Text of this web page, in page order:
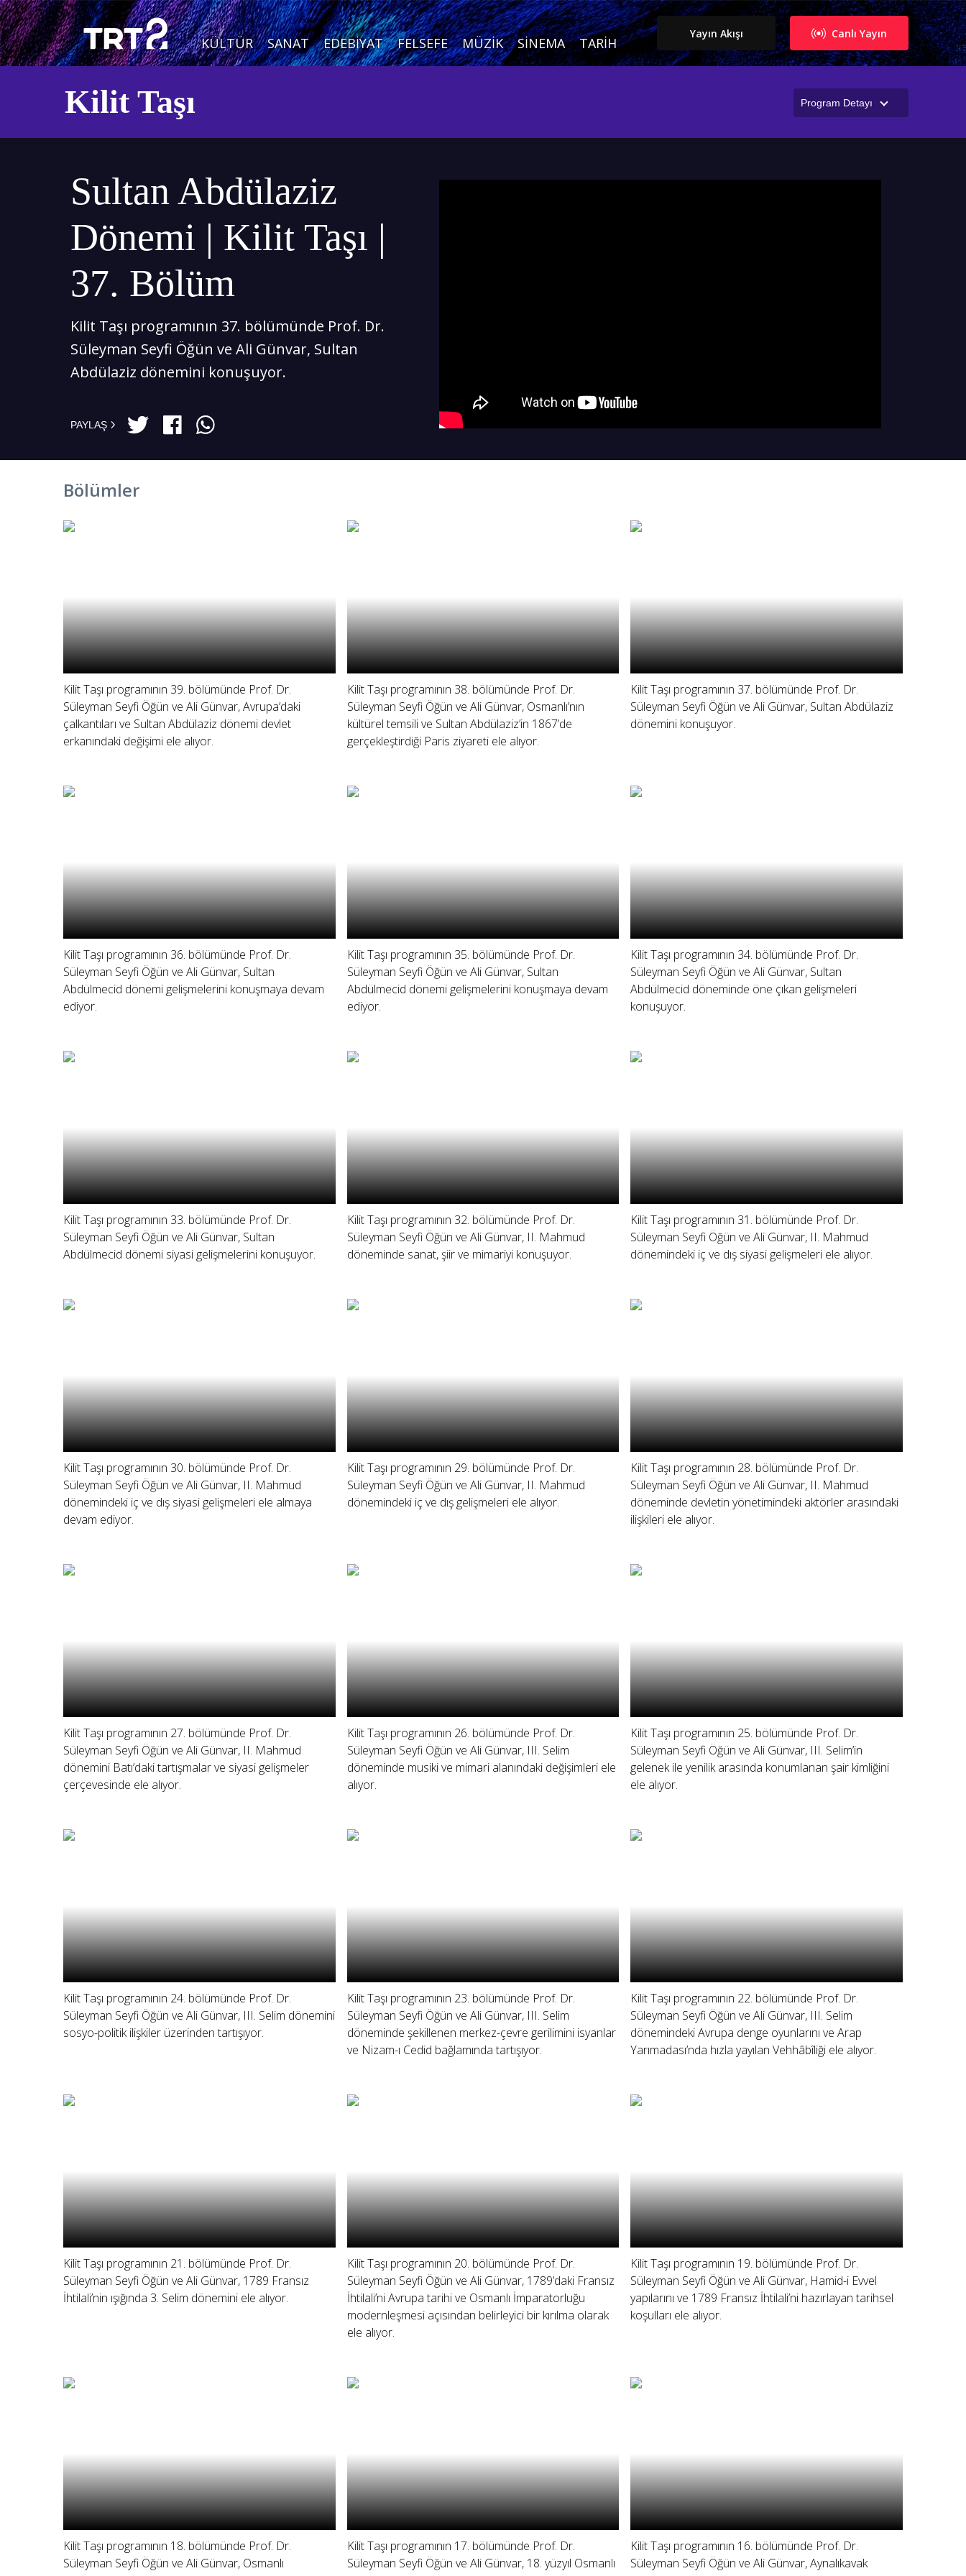
KÜLTÜR SANAT EDEBIYAT FELSEFE MÜZIK SINEMA TARIH
Canlı Yayın
Yayın Akışı
Program Detayı
Kilit Taşı
Sultan Abdülaziz
Dönemi | Kilit Taşı |
37. Bölüm
Kilit Taşı programının 37. bölümünde Prof. Dr.
Süleyman Seyfi Öğün ve Ali Günvar, Sultan
Abdülaziz dönemini konuşuyor.
PAYLAŞ
Bölümler
Kilit Taşı programının 39. bölümünde Prof. Dr.
Süleyman Seyfi Öğün ve Ali Günvar, Avrupa’daki
çalkantıları ve Sultan Abdülaziz dönemi devlet
erkanındaki değişimi ele alıyor.
Kilit Taşı programının 38. bölümünde Prof. Dr.
Süleyman Seyfi Öğün ve Ali Günvar, Osmanlı’nın
kültürel temsili ve Sultan Abdülaziz’in 1867’de
gerçekleştirdiği Paris ziyareti ele alıyor.
Kilit Taşı programının 37. bölümünde Prof. Dr.
Süleyman Seyfi Öğün ve Ali Günvar, Sultan Abdülaziz
dönemini konuşuyor.
Kilit Taşı programının 36. bölümünde Prof. Dr.
Süleyman Seyfi Öğün ve Ali Günvar, Sultan
Abdülmecid dönemi gelişmelerini konuşmaya devam
ediyor.
Kilit Taşı programının 35. bölümünde Prof. Dr.
Süleyman Seyfi Öğün ve Ali Günvar, Sultan
Abdülmecid dönemi gelişmelerini konuşmaya devam
ediyor.
Kilit Taşı programının 34. bölümünde Prof. Dr.
Süleyman Seyfi Öğün ve Ali Günvar, Sultan
Abdülmecid döneminde öne çıkan gelişmeleri
konuşuyor.
Kilit Taşı programının 33. bölümünde Prof. Dr.
Süleyman Seyfi Öğün ve Ali Günvar, Sultan
Abdülmecid dönemi siyasi gelişmelerini konuşuyor.
Kilit Taşı programının 32. bölümünde Prof. Dr.
Süleyman Seyfi Öğün ve Ali Günvar, II. Mahmud
döneminde sanat, şiir ve mimariyi konuşuyor.
Kilit Taşı programının 31. bölümünde Prof. Dr.
Süleyman Seyfi Öğün ve Ali Günvar, II. Mahmud
dönemindeki iç ve dış siyasi gelişmeleri ele alıyor.
Kilit Taşı programının 30. bölümünde Prof. Dr.
Süleyman Seyfi Öğün ve Ali Günvar, II. Mahmud
dönemindeki iç ve dış siyasi gelişmeleri ele almaya
devam ediyor.
Kilit Taşı programının 29. bölümünde Prof. Dr.
Süleyman Seyfi Öğün ve Ali Günvar, II. Mahmud
dönemindeki iç ve dış gelişmeleri ele alıyor.
Kilit Taşı programının 28. bölümünde Prof. Dr.
Süleyman Seyfi Öğün ve Ali Günvar, II. Mahmud
döneminde devletin yönetimindeki aktörler arasındaki
ilişkileri ele alıyor.
Kilit Taşı programının 27. bölümünde Prof. Dr.
Süleyman Seyfi Öğün ve Ali Günvar, II. Mahmud
dönemini Batı’daki tartışmalar ve siyasi gelişmeler
çerçevesinde ele alıyor.
Kilit Taşı programının 26. bölümünde Prof. Dr.
Süleyman Seyfi Öğün ve Ali Günvar, III. Selim
döneminde musiki ve mimari alanındaki değişimleri ele
alıyor.
Kilit Taşı programının 25. bölümünde Prof. Dr.
Süleyman Seyfi Öğün ve Ali Günvar, III. Selim’in
gelenek ile yenilik arasında konumlanan şair kimliğini
ele alıyor.
Kilit Taşı programının 24. bölümünde Prof. Dr.
Süleyman Seyfi Öğün ve Ali Günvar, III. Selim dönemini
sosyo-politik ilişkiler üzerinden tartışıyor.
Kilit Taşı programının 23. bölümünde Prof. Dr.
Süleyman Seyfi Öğün ve Ali Günvar, III. Selim
döneminde şekillenen merkez-çevre gerilimini isyanlar
ve Nizam-ı Cedid bağlamında tartışıyor.
Kilit Taşı programının 22. bölümünde Prof. Dr.
Süleyman Seyfi Öğün ve Ali Günvar, III. Selim
dönemindeki Avrupa denge oyunlarını ve Arap
Yarımadası’nda hızla yayılan Vehhâbîliği ele alıyor.
Kilit Taşı programının 21. bölümünde Prof. Dr.
Süleyman Seyfi Öğün ve Ali Günvar, 1789 Fransız
İhtilali’nin ışığında 3. Selim dönemini ele alıyor.
Kilit Taşı programının 20. bölümünde Prof. Dr.
Süleyman Seyfi Öğün ve Ali Günvar, 1789’daki Fransız
İhtilali’ni Avrupa tarihi ve Osmanlı İmparatorluğu
modernleşmesi açısından belirleyici bir kırılma olarak
ele alıyor.
Kilit Taşı programının 19. bölümünde Prof. Dr.
Süleyman Seyfi Öğün ve Ali Günvar, Hamid-i Evvel
yapılarını ve 1789 Fransız İhtilali’ni hazırlayan tarihsel
koşulları ele alıyor.
Kilit Taşı programının 18. bölümünde Prof. Dr.
Süleyman Seyfi Öğün ve Ali Günvar, Osmanlı
Kilit Taşı programının 17. bölümünde Prof. Dr.
Süleyman Seyfi Öğün ve Ali Günvar, 18. yüzyıl Osmanlı
Kilit Taşı programının 16. bölümünde Prof. Dr.
Süleyman Seyfi Öğün ve Ali Günvar, Aynalıkavak